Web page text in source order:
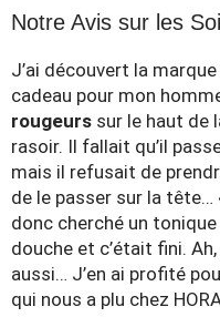
Notre Avis sur les
J’ai découvert la
cadeau pour mon
rougeurs sur le haut de
rasoir. Il fallait qu’il
mais il refusait de
de le passer sur la tête…
donc cherché un
douche et c’était fini.
aussi… J’en ai profité
qui nous a plu chez